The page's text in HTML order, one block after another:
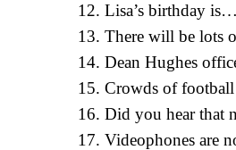
12. Lisa’s
13. There will be
14. Dean Hughes
15. Crowds of
16. Did you hear
17. Videophones